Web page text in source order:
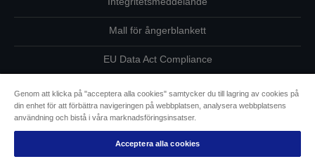
Mall för ångerblankett
EU Data Act Compliance
Kontakta oss angående dina uppgifter
Information om cookies
Epsons åtagande avseende tillgänglighet
Genom att klicka på "acceptera alla cookies" samtycker du till lagring av cookies på
din enhet för att förbättra navigeringen på webbplatsen, analysera webbplatsens
användning och bistå i våra marknadsföringsinsatser.
Acceptera alla cookies